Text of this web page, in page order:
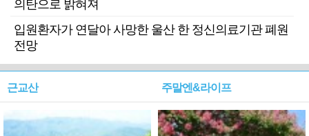
의탄으로 밝혀져
입원환자가 연달아 사망한 울산 한 정신의료기관 폐원
전망
근교산 주말엔&라이프